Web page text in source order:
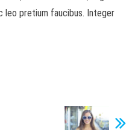
leo pretium faucibus. Integer